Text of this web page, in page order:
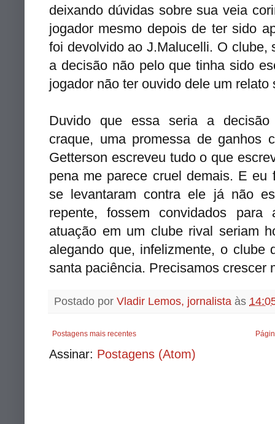
deixando dúvidas sobre sua veia
jogador mesmo depois de ter sido
foi devolvido ao J.Malucelli. O clube,
a decisão não pelo que tinha sido
jogador não ter ouvido dele um relato
Duvido que essa seria a
craque, uma promessa de ganhos
Getterson escreveu tudo o que
pena me parece cruel demais. E
se levantaram contra ele já não
repente, fossem convidados
atuação em um clube rival seriam
alegando que, infelizmente, o clube
santa paciência. Precisamos
Postado por Vladir Lemos, jornalista às
Postagens mais recentes
Assinar: Postagens (Atom)